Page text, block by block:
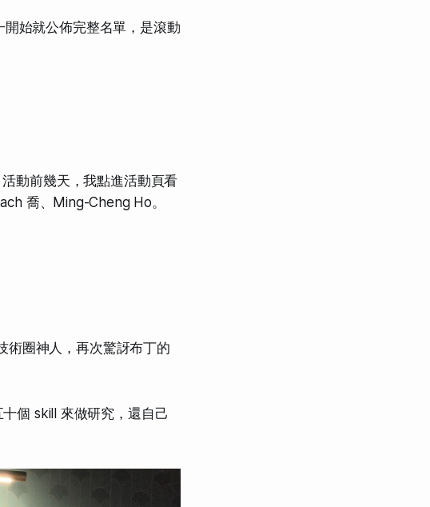
始就公佈完整名單，是滾動
動前幾天，我點進活動頁看
喬、Ming-Cheng Ho。
術圈神人，再次驚訝布丁的
個 skill 來做研究，還自己